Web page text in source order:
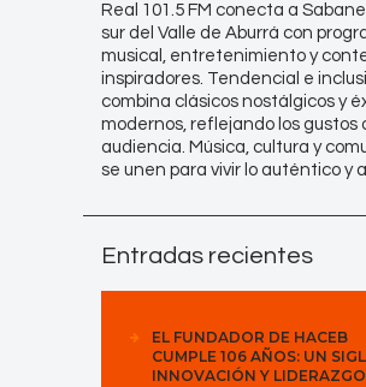
Real 101.5 FM conecta a
sur del Valle de Aburrá con
musical, entretenimiento y
inspiradores. Tendencial e
combina clásicos nostálgicos y
modernos, reflejando los gustos
audiencia. Música, cultura y
se unen para vivir lo auténtico y
Entradas recientes
EL FUNDADOR DE HACEB
CUMPLE 106 AÑOS: UN
INNOVACIÓN Y LIDERAZGO